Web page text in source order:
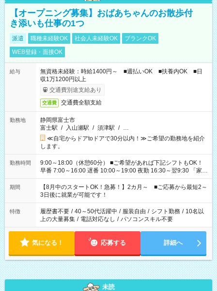
【オープニング募集】おばあちゃんのお散歩付
き添いも仕事の1つ
派遣 職種未経験OK 社会人未経験OK
ブランクOK
WEB登録・面接OK
給与
無資格未経験：時給1400円～ ■週払いOK ■扶養内OK ■日
収1万1200円以上
交通費別途支給あり
交通費 交通費全額支給
勤務地
静岡県富士市
富士駅 / 入山瀬駅 / 須津駅 / …
≪自宅からドアtoドアで30分以内！≫ご希望の勤務地を紹介
します。
勤務時間
9:00～18:00（休憩60分） ■ご希望があれば下記シフトもOK！
早番 7:00～16:00 遅番 10:00～19:00 夜勤 16:30～翌9:30 「家族
と休みを合わせたい」 「余裕を持って夕飯の準備がしたい」
「できれば残業はしたくない」 など、ご希望を教えてください
ね。 ※Wワーク希望の方へ 今ご覧のお仕事で希望する勤務時間
と、もう1つのお仕事の勤務時間。 合計で週40時間を超える場
合は応募できません。
期間
【8月中のスタートOK！急募！】2カ月～ ■ご応募から最短2～
3日後に就業が可能です！
特徴 履歴書不要 / 40～50代活躍中 / 服装自由 / シフト勤務 / 10名以
上の大量募集 / 電話対応なし / パソコンスキル不要
気になる！ 応募する 詳細へ
未読